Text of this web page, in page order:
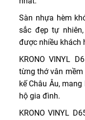
Sàn nhựa hèm
sắc đẹp tự
được nhiều khách
KRONO VINYL
từng thớ vân
kế Châu Âu,
hộ gia đình.
KRONO VINYL